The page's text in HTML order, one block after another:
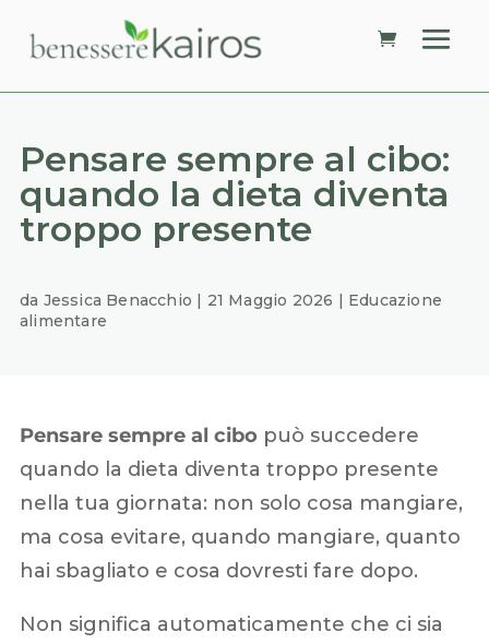
Pensare sempre al cibo:
quando la dieta diventa
troppo presente
da Jessica Benacchio | 21 Maggio 2026 | Educazione
alimentare
Pensare sempre al cibo può succedere
quando la dieta diventa troppo presente
nella tua giornata: non solo cosa mangiare,
ma cosa evitare, quando mangiare, quanto
hai sbagliato e cosa dovresti fare dopo.
Non significa automaticamente che ci sia